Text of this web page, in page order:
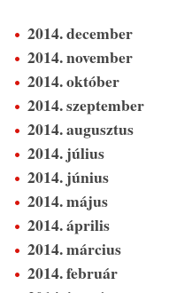
2014. december
2014. november
2014. október
2014. szeptember
2014. augusztus
2014. július
2014. június
2014. május
2014. április
2014. március
2014. február